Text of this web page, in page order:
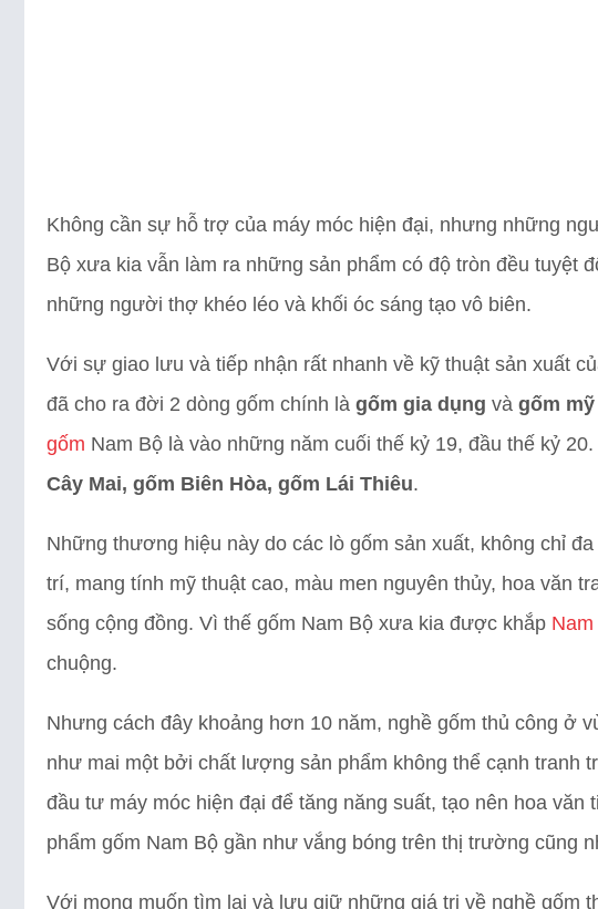
Không cần sự hỗ trợ của máy móc hiện đại, nhưng những
Bộ xưa kia vẫn làm ra những sản phẩm có độ tròn đều tuyệt
những người thợ khéo léo và khối óc sáng tạo vô biên.
Với sự giao lưu và tiếp nhận rất nhanh về kỹ thuật sản xuất
đã cho ra đời 2 dòng gốm chính là gốm gia dụng và gốm
gốm Nam Bộ là vào những năm cuối thế kỷ 19, đầu thế kỷ
Cây Mai, gốm Biên Hòa, gốm Lái Thiêu.
Những thương hiệu này do các lò gốm sản xuất, không chỉ
trí, mang tính mỹ thuật cao, màu men nguyên thủy, hoa văn
sống cộng đồng. Vì thế gốm Nam Bộ xưa kia được khắp
chuộng.
Nhưng cách đây khoảng hơn 10 năm, nghề gốm thủ công ở
như mai một bởi chất lượng sản phẩm không thể cạnh tranh
đầu tư máy móc hiện đại để tăng năng suất, tạo nên hoa
phẩm gốm Nam Bộ gần như vắng bóng trên thị trường cũng
Với mong muốn tìm lại và lưu giữ những giá trị về nghề gốm